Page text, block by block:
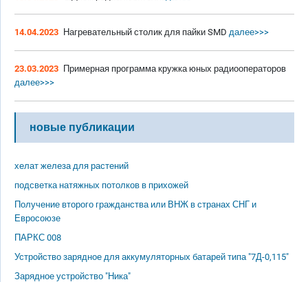
14.04.2023 Нагревательный столик для пайки SMD далее>>>
23.03.2023 Примерная программа кружка юных радиооператоров
далее>>>
новые публикации
хелат железа для растений
подсветка натяжных потолков в прихожей
Получение второго гражданства или ВНЖ в странах СНГ и
Евросоюзе
ПАРКС 008
Устройство зарядное для аккумуляторных батарей типа "7Д-0,115"
Зарядное устройство "Ника"